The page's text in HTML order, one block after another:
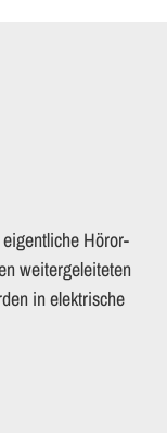
ei­gent­li­che Hör­or­
weitergeleite­ten
in elek­tri­sche